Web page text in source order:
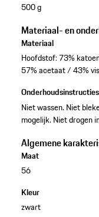
500 g
Materiaal- en
Materiaal
Hoofdstof: 73%
57% acetaat / 43%
Onderhoudsinstructies
Niet wassen. Niet
mogelijk. Niet drogen
Algemene
Maat
56
Kleur
zwart